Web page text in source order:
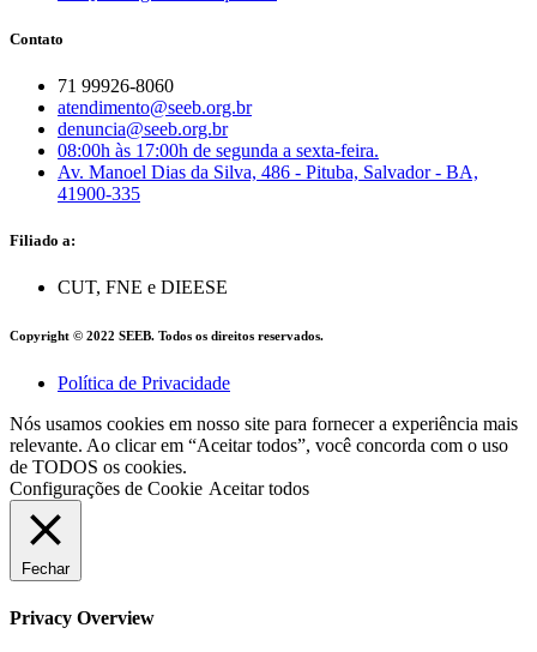
Contato
71 99926-8060
atendimento@seeb.org.br
denuncia@seeb.org.br
08:00h às 17:00h de segunda a sexta-feira.
Av. Manoel Dias da Silva, 486 - Pituba, Salvador - BA,
41900-335
Filiado a:
CUT, FNE e DIEESE
Copyright © 2022 SEEB. Todos os direitos reservados.
Política de Privacidade
Nós usamos cookies em nosso site para fornecer a experiência mais
relevante. Ao clicar em “Aceitar todos”, você concorda com o uso
de TODOS os cookies.
Configurações de Cookie Aceitar todos
Fechar
Privacy Overview